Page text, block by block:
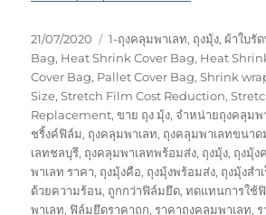
Posted
on
21/07/2020 Categories
1-ถุงคลุมพาเลท, ถุงมุ้ง, ผ้าใบรั
Bag, Heat Shrink Cover Bag, Heat
Cover Bag, Pallet Cover Bag,Shrink
Size,Stretch Film Cost Reduction,
Replacement,ขาย ถุง มุ้ง, จำหน่ายถุงคลุมพ
ชริ้งค์ฟิล์ม, ถุงคลุมพาเลท, ถุงคลุมพาเลทขนาด
เลทชลบุรี, ถุงคลุมพาเลทพร้อมส่ง, ถุงมุ้ง, ถุงมุ้ง
พาเลท ราคา, ถุงมุ้งคือ, ถุงมุ้งพร้อมส่ง, ถุงมุ้งสำ
ด้วยความร้อน, ถูกกว่าฟิล์มยึด,ทดแทนการใช้
พาเลท, ฟิล์มยึดราคาถูก,ราคาถุงคลุมพาเลท,